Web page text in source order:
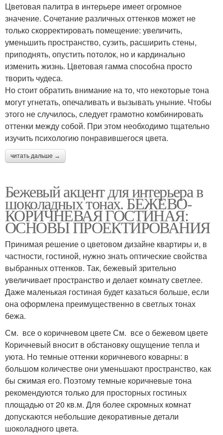
Цветовая палитра в интерьере имеет огромное
значение. Сочетание различных оттенков может не
только скорректировать помещение: увеличить,
уменьшить пространство, сузить, расширить стены,
приподнять, опустить потолок, но и кардинально
изменить жизнь. Цветовая гамма способна просто
творить чудеса.
Но стоит обратить внимание на то, что некоторые тона
могут угнетать, опечаливать и вызывать уныние. Чтобы
этого не случилось, следует грамотно комбинировать
оттенки между собой. При этом необходимо тщательно
изучить психологию понравившегося цвета.
читать дальше →
Бежевый акцент для интерьера в
шоколадных тонах. БЕЖЕВО-
КОРИЧНЕВАЯ ГОСТИНАЯ:
ОСНОВЫ ПРОЕКТИРОВАНИЯ
Принимая решение о цветовом дизайне квартиры и, в
частности, гостиной, нужно знать оптические свойства
выбранных оттенков. Так, бежевый зрительно
увеличивает пространство и делает комнату светлее.
Даже маленькая гостиная будет казаться больше, если
она оформлена преимущественно в светлых тонах
бежа.
См. все о коричневом цвете См. все о бежевом цвете
Коричневый вносит в обстановку ощущение тепла и
уюта. Но темные оттенки коричневого коварны: в
большом количестве они уменьшают пространство, как
бы сжимая его. Поэтому темные коричневые тона
рекомендуются только для просторных гостиных
площадью от 20 кв.м. Для более скромных комнат
допускаются небольшие декоративные детали
шоколадного цвета.